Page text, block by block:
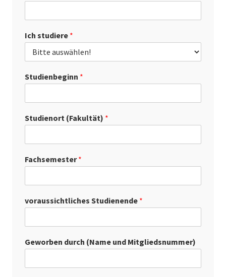
Ich studiere *
Studienbeginn *
Studienort (Fakultät) *
Fachsemester*
voraussichtliches Studienende *
Geworben durch (Name und Mitgliedsnummer)